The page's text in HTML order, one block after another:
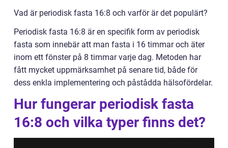
Vad är periodisk fasta 16:8 och varför är det populärt?
Periodisk fasta 16:8 är en specifik form av periodisk
fasta som innebär att man fasta i 16 timmar och äter
inom ett fönster på 8 timmar varje dag. Metoden har
fått mycket uppmärksamhet på senare tid, både för
dess enkla implementering och påstådda hälsofördelar.
Hur fungerar periodisk fasta
16:8 och vilka typer finns det?